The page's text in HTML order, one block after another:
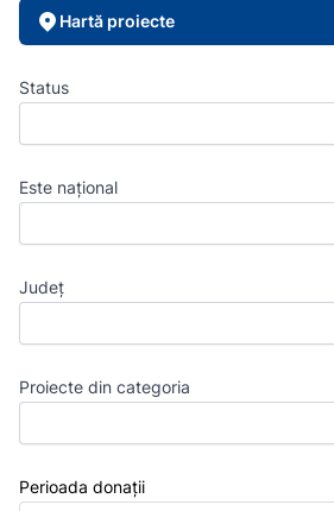
Hartă proiecte
Status
Este național
Județ
Proiecte din categoria
Perioada donații